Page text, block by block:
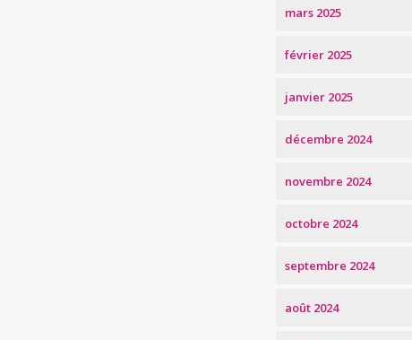
mars 2025
février 2025
janvier 2025
décembre 2024
novembre 2024
octobre 2024
septembre 2024
août 2024